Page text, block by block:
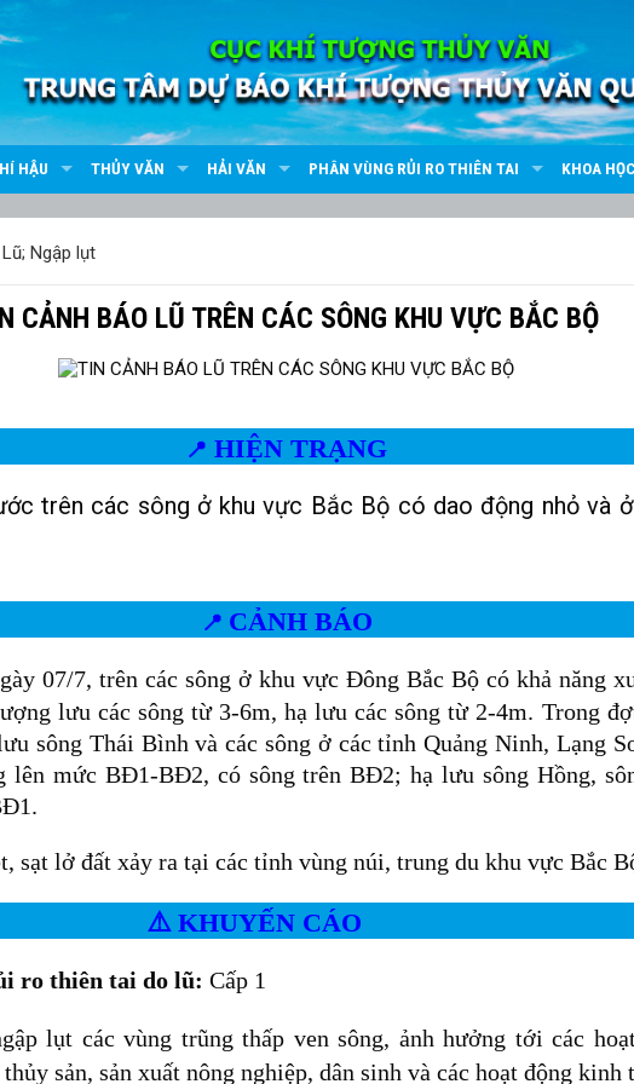
HẬU THỦY VĂN HẢI VĂN PHÂN VÙNG RỦI RO THIÊN TAI KHOA
Lũ; Ngập lụt
CẢNH BÁO LŨ TRÊN CÁC SÔNG KHU VỰC BẮC BỘ
📍 HIỆN TRẠNG
trên các sông ở khu vực Bắc Bộ có dao động nhỏ và
📍 CẢNH BÁO
07/7, trên các sông ở khu vực Đông Bắc Bộ có khả năng
lưu các sông từ 3-6m, hạ lưu các sông từ 2-4m. Trong
sông Thái Bình và các sông ở các tỉnh Quảng Ninh, Lạng
lên mức BĐ1-BĐ2, có sông trên BĐ2; hạ lưu sông Hồng,
sạt lở đất xảy ra tại các tỉnh vùng núi, trung du khu vực Bắc
⚠️ KHUYẾN CÁO
ro thiên tai do lũ: Cấp 1
lụt các vùng trũng thấp ven sông, ảnh hưởng tới các
sản, sản xuất nông nghiệp, dân sinh và các hoạt động kinh